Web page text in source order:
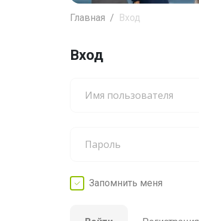
Главная Вход
Вход
Запомнить меня